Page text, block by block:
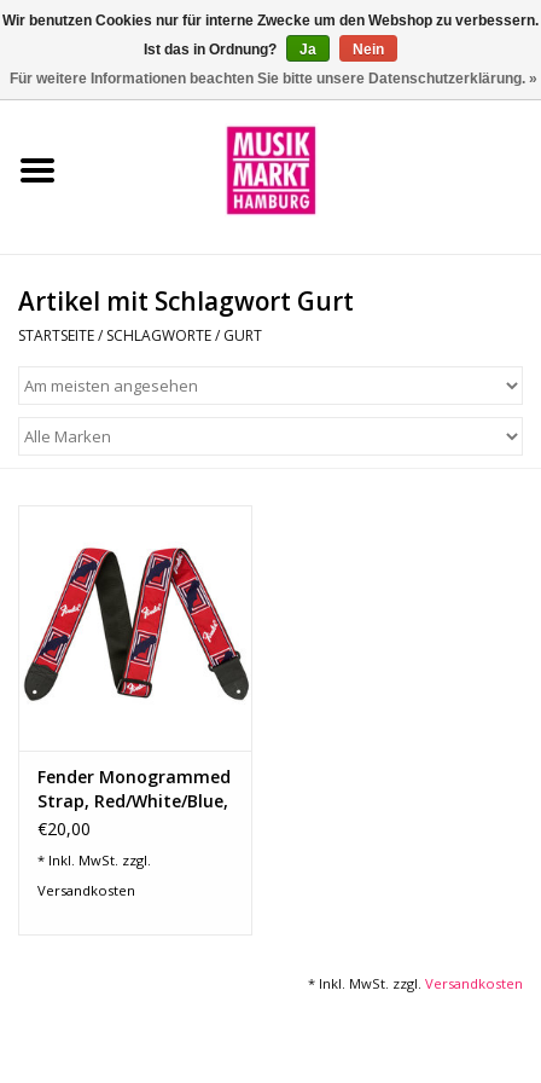
Aktion
Percussion
Recording
Lichttechnik
Traditionelle Instrumente
Signalprozessoren & Effekte
Artikel mit Schlagwort Gurt
STARTSEITE/ SCHLAGWORTE/ GURT
Fender Monogrammed
Strap, Red/White/Blue,
2"
€20,00
* Inkl. MwSt. zzgl.
Versandkosten
* Inkl. MwSt. zzgl. Versandkosten
Wir benutzen Cookies nur für interne Zwecke um den Webshop zu verbessern.
Ist das in Ordnung?
Ja
Nein
Für weitere Informationen beachten Sie bitte unsere Datenschutzerklärung. »